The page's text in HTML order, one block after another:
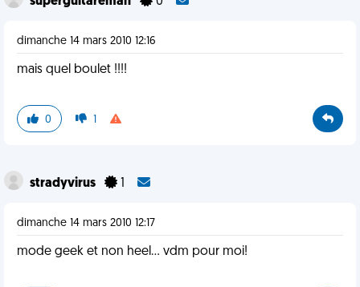
dimanche 14 mars 2010 12:16
mais quel boulet !!!!
0 1
stradyvirus
dimanche 14 mars 2010 12:17
mode geek et non heel... vdm pour moi!